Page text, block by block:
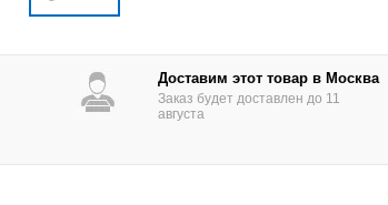
Доставим этот товар в Москва
Заказ будет доставлен до 11
августа